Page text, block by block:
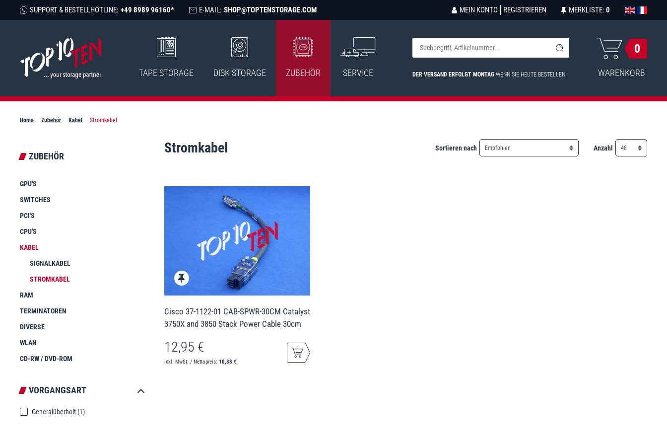
SUPPORT & BESTELLHOTLINE: +49 8989 96160* E-MAIL: SHOP@TOPTENSTORAGE.COM MEIN KONTO REGISTRIEREN MERKLISTE: 0
TAPE STORAGE DISK STORAGE ZUBEHÖR SERVICE DER VERSAND ERFOLGT MONTAG WENN SIE HEUTE BESTELLEN
0
WARENKORB
Home Zubehör Kabel Stromkabel
ZUBEHÖR
GPU'S
SWITCHES
PCI'S
CPU'S
KABEL
SIGNALKABEL
STROMKABEL
RAM
TERMINATOREN
DIVERSE
WLAN
CD-RW / DVD-ROM
VORGANGSART
Generalüberholt (1)
Stromkabel
Cisco 37-1122-01 CAB-SPWR-30CM Catalyst
3750X and 3850 Stack Power Cable 30cm
12,95 €
inkl. MwSt. / Nettopreis: 10,88 €